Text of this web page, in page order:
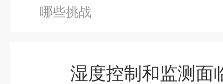
哪些挑战
湿度控制和监测面